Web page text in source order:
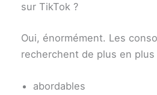
sur TikTok ?
Oui, énormément. Les
recherchent de plus en
abordables